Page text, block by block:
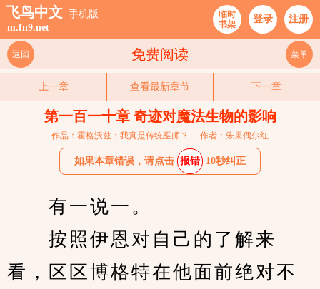
飞鸟中文 手机版
m.fn9.net
临时
书架
登录 注册
免费阅读
返回 菜单
上一章 查看最新章节 下一章
第一百一十章 奇迹对魔法生物的影响
作品：霍格沃兹：我真是传统巫师？ 作者：朱果偶尔红
如果本章错误，请点击 报错 10秒纠正
有一说一。
按照伊恩对自己的了解来
看，区区博格特在他面前绝对不